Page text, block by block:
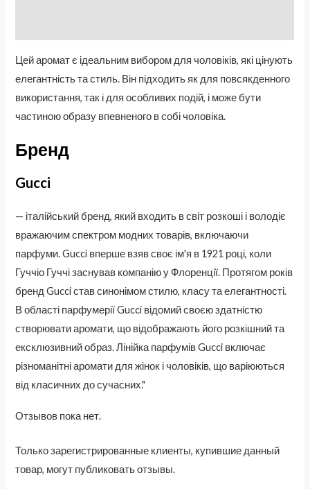
Цей аромат є ідеальним вибором для чоловіків, які цінують
елегантність та стиль. Він підходить як для повсякденного
використання, так і для особливих подій, і може бути
частиною образу впевненого в собі чоловіка.
Бренд
Gucci
— італійський бренд, який входить в світ розкоші і володіє
вражаючим спектром модних товарів, включаючи
парфуми. Gucci вперше взяв своє ім'я в 1921 році, коли
Гуччіо Гуччі заснував компанію у Флоренції. Протягом років
бренд Gucci став синонімом стилю, класу та елегантності.
В області парфумерії Gucci відомий своєю здатністю
створювати аромати, що відображають його розкішний та
ексклюзивний образ. Лінійка парфумів Gucci включає
різноманітні аромати для жінок і чоловіків, що варіюються
від класичних до сучасних."
Отзывов пока нет.
Только зарегистрированные клиенты, купившие данный
товар, могут публиковать отзывы.